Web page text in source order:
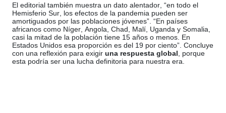
El editorial también muestra un dato alentador, “en todo el
Hemisferio Sur, los efectos de la pandemia pueden ser
amortiguados por las poblaciones jóvenes”. “En países
africanos como Níger, Angola, Chad, Malí, Uganda y Somalia,
casi la mitad de la población tiene 15 años o menos. En
Estados Unidos esa proporción es del 19 por ciento”. Concluye
con una reflexión para exigiruna respuesta global , porque
esta podría ser una lucha definitoria para nuestra era.